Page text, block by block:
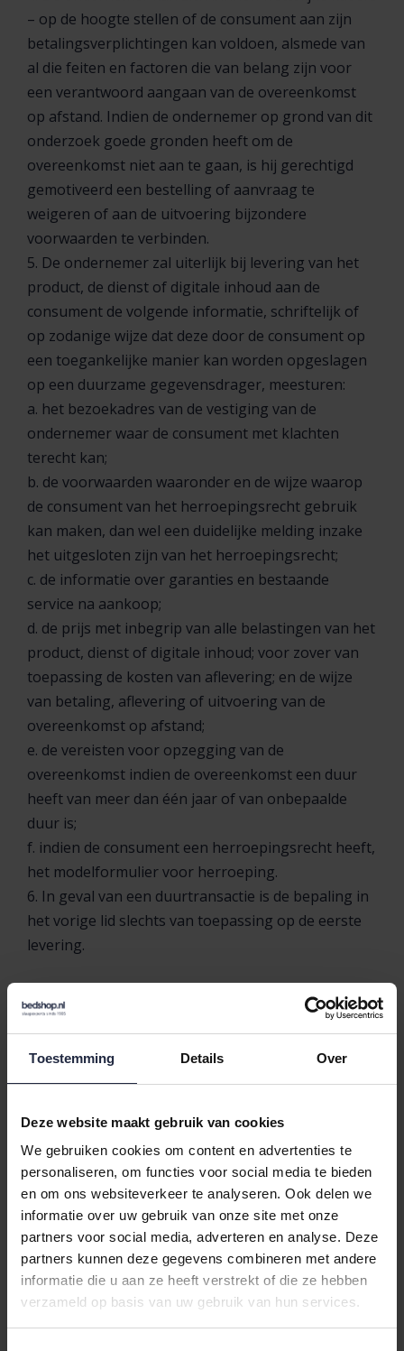
Toestemming Details Over
Deze website maakt gebruik van cookies
We gebruiken cookies om content en advertenties te
personaliseren, om functies voor social media te bieden
en om ons websiteverkeer te analyseren. Ook delen we
informatie over uw gebruik van onze site met onze
partners voor social media, adverteren en analyse. Deze
partners kunnen deze gegevens combineren met andere
informatie die u aan ze heeft verstrekt of die ze hebben
verzameld op basis van uw gebruik van hun services.
– op de hoogte stellen of de consument aan zijn
betalingsverplichtingen kan voldoen, alsmede van
al die feiten en factoren die van belang zijn voor
een verantwoord aangaan van de overeenkomst
op afstand. Indien de ondernemer op grond van dit
onderzoek goede gronden heeft om de
overeenkomst niet aan te gaan, is hij gerechtigd
gemotiveerd een bestelling of aanvraag te
weigeren of aan de uitvoering bijzondere
voorwaarden te verbinden.
5. De ondernemer zal uiterlijk bij levering van het
product, de dienst of digitale inhoud aan de
consument de volgende informatie, schriftelijk of
op zodanige wijze dat deze door de consument op
een toegankelijke manier kan worden opgeslagen
op een duurzame gegevensdrager, meesturen:
a. het bezoekadres van de vestiging van de
ondernemer waar de consument met klachten
terecht kan;
b. de voorwaarden waaronder en de wijze waarop
de consument van het herroepingsrecht gebruik
kan maken, dan wel een duidelijke melding inzake
het uitgesloten zijn van het herroepingsrecht;
c. de informatie over garanties en bestaande
service na aankoop;
d. de prijs met inbegrip van alle belastingen van het
product, dienst of digitale inhoud; voor zover van
toepassing de kosten van aflevering; en de wijze
van betaling, aflevering of uitvoering van de
overeenkomst op afstand;
e. de vereisten voor opzegging van de
overeenkomst indien de overeenkomst een duur
heeft van meer dan één jaar of van onbepaalde
duur is;
f. indien de consument een herroepingsrecht heeft,
het modelformulier voor herroeping.
6. In geval van een duurtransactie is de bepaling in
het vorige lid slechts van toepassing op de eerste
levering.
Artikel 6 – Herroepingsrecht
Bij producten:
1. De consument kan een overeenkomst met
betrekking tot de aankoop van een product
zonder opgave van redenen ontbinden. De
ondernemer mag de consument vragen naar de
reden van herroeping, maar deze niet tot opgave
van zijn reden(en) verplichten.
2. De in lid 1 genoemde bedenktijd gaat in op de
dag nadat de consument, of een vooraf door de
consument aangewezen derde, die niet de
vervoerder is, het product heeft ontvangen, of:
a. als de consument in eenzelfde bestelling